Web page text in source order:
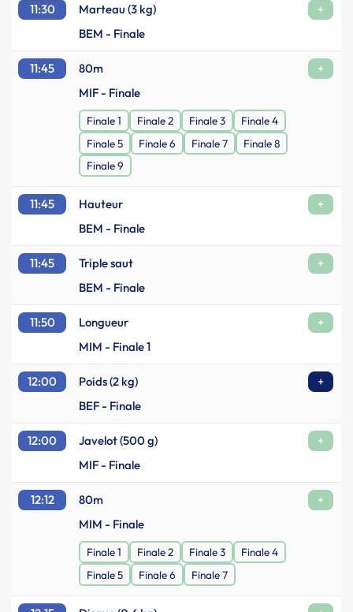
11:30 Marteau (3 kg)
+
BEM - Finale
11:45 80m
+
MIF - Finale
Finale 1 Finale 2 Finale 3
Finale 4
Finale 5
Finale 6 Finale 7
Finale 8
Finale 9
11:45 Hauteur
+
BEM - Finale
11:45 Triple saut
+
BEM - Finale
11:50 Longueur
+
MIM - Finale 1
12:00 Poids (2 kg)
+
BEF - Finale
12:00 Javelot (500 g)
+
MIF - Finale
12:12 80m
+
MIM - Finale
Finale 1 Finale 2 Finale 3
Finale 4
Finale 5
Finale 6 Finale 7